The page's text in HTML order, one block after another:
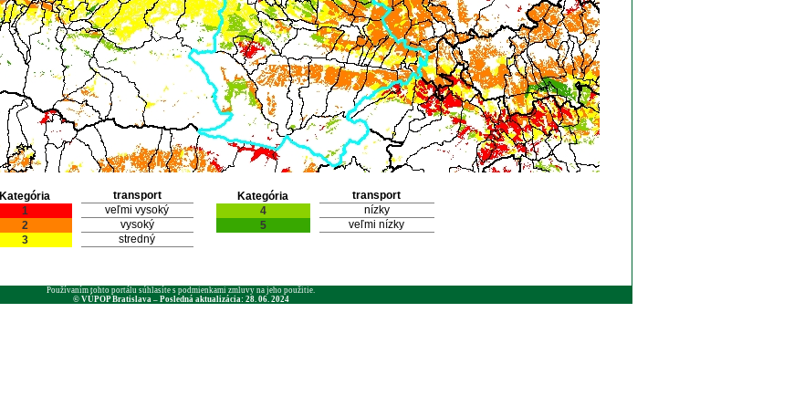
Kategória transport Kategória
transport
1
veľmi vysoký 4
nízky
2
vysoký 5
veľmi nízky
3
stredný
Používaním tohto portálu súhlasíte s podmienkami zmluvy na jeho použitie.
© VÚPOP Bratislava – Posledná aktualizácia: 28. 06. 2024